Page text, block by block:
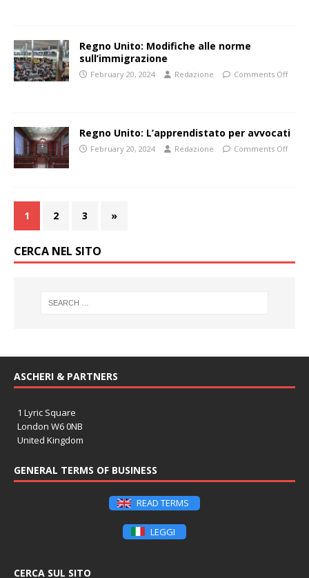
Regno Unito: Modifiche alle norme
sull’immigrazione
February 20, 2024 Redazione Comments Off
Regno Unito: L’apprendistato per avvocati
February 20, 2024 Redazione Comments Off
1 2 3 »
CERCA NEL SITO
ASCHERI & PARTNERS
1 Lyric Square
London W6 0NB
United Kingdom
GENERAL TERMS OF BUSINESS
READ TERMS
LEGGI
CERCA SUL SITO